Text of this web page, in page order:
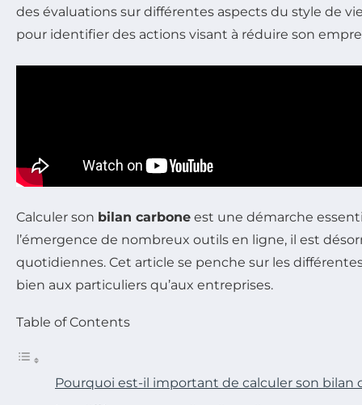
des évaluations sur différentes aspects du style de
pour identifier des actions visant à réduire son
Calculer son bilan carbone est une démarche
l’émergence de nombreux outils en ligne, il est
quotidiennes. Cet article se penche sur les
bien aux particuliers qu’aux entreprises.
Table of Contents
Pourquoi est-il important de calculer son bilan